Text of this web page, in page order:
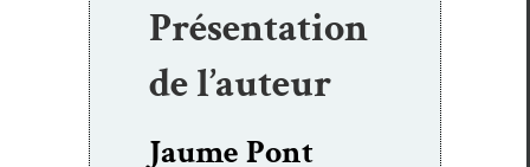
Présentation
de l’auteur
Jaume Pont